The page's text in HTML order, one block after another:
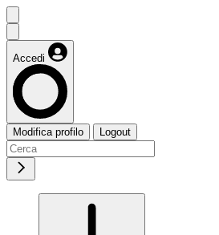
Accedi
Modifica profilo Logout